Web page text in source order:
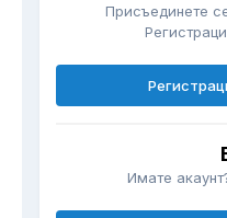
Присъединете
Имате